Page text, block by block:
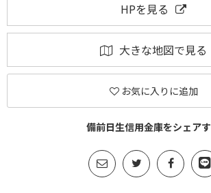
HPを見る
大きな地図で見る
お気に入りに追加
備前日生信用金庫をシェア